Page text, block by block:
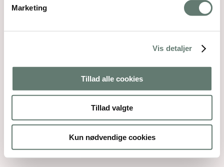
Marketing
Vis detaljer
Tillad alle cookies
Tillad valgte
Kun nødvendige cookies